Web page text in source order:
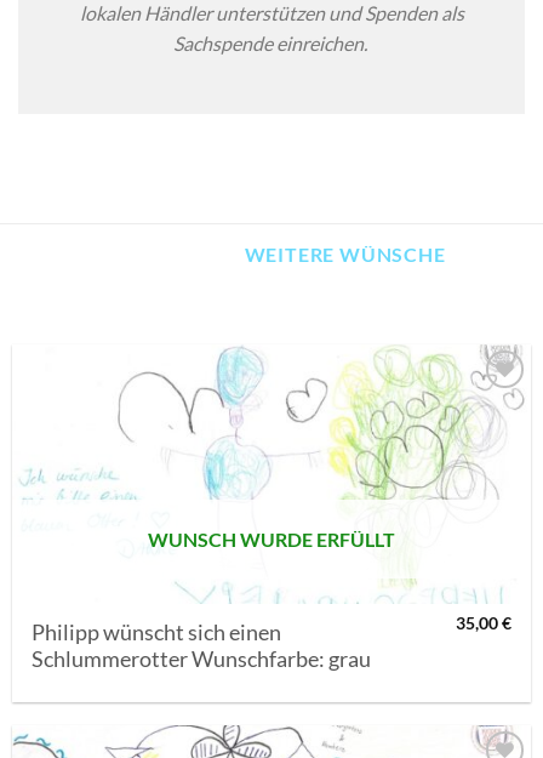
lokalen Händler unterstützen und Spenden als
Sachspende einreichen.
WEITERE WÜNSCHE
AUF MEINE
MERKLISTE
SETZEN
WUNSCH WURDE ERFÜLLT
Philipp wünscht sich einen
Schlummerotter Wunschfarbe: grau
35,00€